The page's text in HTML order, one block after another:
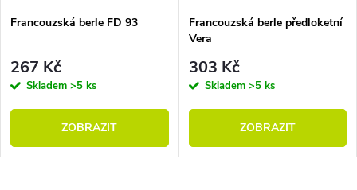
Francouzská berle FD 93
267 Kč
Skladem >5 ks
ZOBRAZIT
Francouzská berle předloketní
Vera
303 Kč
Skladem >5 ks
ZOBRAZIT